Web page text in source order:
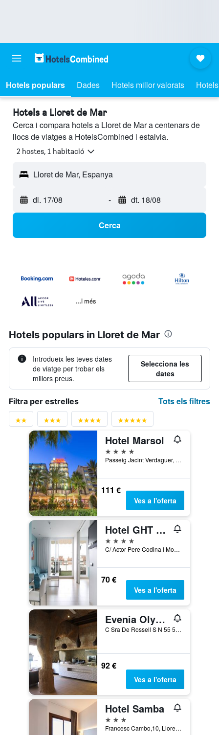
Hotels populars Dades Hotels millor valorats
Hotels a Lloret de Mar
Cerca i compara hotels a Lloret de Mar a centenars de
llocs de viatges a HotelsCombined i estalvia.
2 hostes, 1 habitació
Lloret de Mar, Espanya
dl. 17/08 - dt. 18/08
Cerca
...i més
Hotels populars in Lloret de Mar
Introdueix les teves dates
de viatge per trobar els
millors preus.
Selecciona les
dates
Filtra per estrelles Tots els filtres
Hotel Marsol
4 estrelles
Passeig Jacint Verdaguer, 7, Lloret de Mar, Catalunya, Espanya
111 €
Ves a l'oferta
Hotel GHT Oasis Park & Spa
4 estrelles
C/ Actor Pere Codina I Mont, 23, Lloret de Mar, Catalunya, Espanya
70 €
Ves a l'oferta
Evenia Olympic Resort
C Sra De Rossell S N 55 57, Lloret de Mar, Catalunya, Espanya
92 €
Ves a l'oferta
Hotel Samba
3 estrelles
Francesc Cambo,10, Lloret de Mar, Catalunya, Espanya